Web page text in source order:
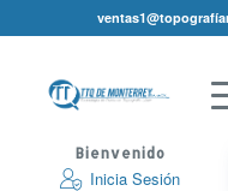
Bienvenido
Inicia Sesión